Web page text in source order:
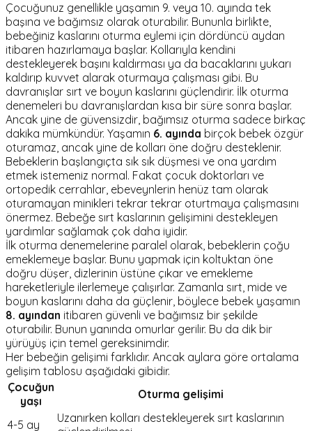
Çocuğunuz genellikle yaşamın 9. veya 10. ayında tek
başına ve bağımsız olarak oturabilir. Bununla birlikte,
bebeğiniz kaslarını oturma eylemi için dördüncü aydan
itibaren hazırlamaya başlar. Kollarıyla kendini
destekleyerek başını kaldırması ya da bacaklarını yukarı
kaldırıp kuvvet alarak oturmaya çalışması gibi. Bu
davranışlar sırt ve boyun kaslarını güçlendirir. İlk oturma
denemeleri bu davranışlardan kısa bir süre sonra başlar.
Ancak yine de güvensizdir, bağımsız oturma sadece birkaç
dakika mümkündür. Yaşamın 6. ayında birçok bebek özgür
oturamaz, ancak yine de kolları öne doğru desteklenir.
Bebeklerin başlangıçta sık sık düşmesi ve ona yardım
etmek istemeniz normal. Fakat çocuk doktorları ve
ortopedik cerrahlar, ebeveynlerin henüz tam olarak
oturamayan minikleri tekrar tekrar oturtmaya çalışmasını
önermez. Bebeğe sırt kaslarının gelişimini destekleyen
yardımlar sağlamak çok daha iyidir.
İlk oturma denemelerine paralel olarak, bebeklerin çoğu
emeklemeye başlar. Bunu yapmak için koltuktan öne
doğru düşer, dizlerinin üstüne çıkar ve emekleme
hareketleriyle ilerlemeye çalışırlar. Zamanla sırt, mide ve
boyun kaslarını daha da güçlenir, böylece bebek yaşamın
8. ayından itibaren güvenli ve bağımsız bir şekilde
oturabilir. Bunun yanında omurlar gerilir. Bu da dik bir
yürüyüş için temel gereksinimdir.
Her bebeğin gelişimi farklıdır. Ancak aylara göre ortalama
gelişim tablosu aşağıdaki gibidir.
Çocuğun
yaşı
Oturma gelişimi
4-5 ay
Uzanırken kolları destekleyerek sırt kaslarının